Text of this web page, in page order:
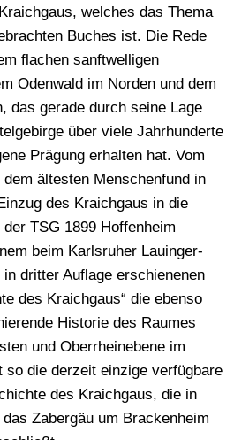
welches das Thema
Buches ist. Die Rede
flachen sanftwelligen
Odenwald im Norden und dem
das gerade durch seine Lage
über viele Jahrhunderte
Prägung erhalten hat. Vom
ältesten Menschenfund in
des Kraichgaus in die
TSG 1899 Hoffenheim
beim Karlsruher Lauinger-
dritter Auflage erschienenen
des Kraichgaus“ die ebenso
Historie des Raumes
und Oberrheinebene im
so die derzeit einzige verfügbare
des Kraichgaus, die in
Zabergäu um Brackenheim